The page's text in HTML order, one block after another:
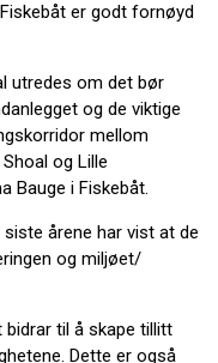
er godt fornøyd
utredes om det bør
og de viktige
mellom
og Lille
Bauge i Fiskebåt.
årene har vist at de
og miljøet/
bidrar til å skape tillitt
Dette er også